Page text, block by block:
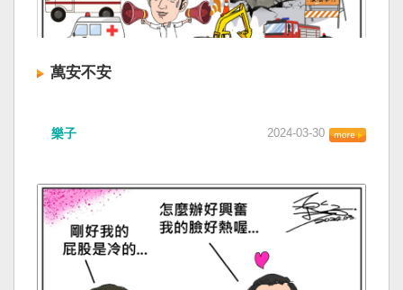
萬安不安
樂子 2024-03-30